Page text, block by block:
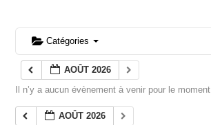
Catégories
AOÛT 2026
Il n’y a aucun évènement à venir pour le moment.
AOÛT 2026